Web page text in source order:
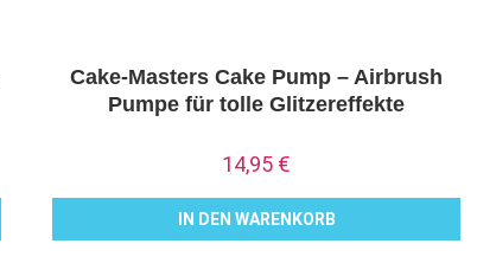
Cake-Masters Cake Pump – Airbrush
Pumpe für tolle Glitzereffekte
14,95 €
IN DEN WARENKORB